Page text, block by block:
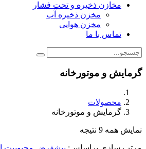
مخازن ذخیره و تحت فشار
مخزن ذخیره آب
مخزن هوایی
تماس با ما
گرمایش و موتورخانه
محصولات
گرمایش و موتورخانه
نمایش همه 9 نتیجه